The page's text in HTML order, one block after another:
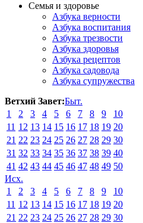
Семья и здоровье
Азбука верности
Азбука воспитания
Азбука трезвости
Азбука здоровья
Азбука рецептов
Азбука садовода
Азбука супружества
Ветхий Завет:Быт.
1
2 3 4 5 6 7 8 9
10
11 12 13 14 15 16 17 18 19 20
21 22 23 24 25 26 27 28 29 30
31 32 33 34 35 36 37 38 39 40
41 42 43 44 45 46 47 48 49 50
Исх.
1
2 3 4 5 6 7 8 9
10
11 12 13 14 15 16 17 18 19 20
21 22 23 24 25 26 27 28 29 30